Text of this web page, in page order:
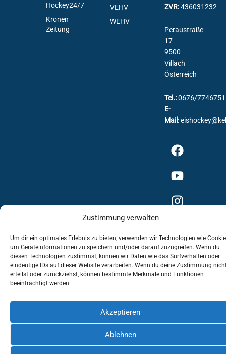
Zustimmung verwalten
Um dir ein optimales Erlebnis zu bieten, verwenden wir Technologien wie
um Geräteinformationen zu speichern und/oder darauf zuzugreifen. Wenn du
diesen Technologien zustimmst, können wir Daten wie das Surfverhalten oder
eindeutige IDs auf dieser Website verarbeiten. Wenn du deine Zustimmung
erteilst oder zurückziehst, können bestimmte Merkmale und Funktionen
beeinträchtigt werden.
Akzeptieren
Ablehnen
Hockey24/7
Kronen
Zeitung
VEHV
WEHV
ZVR:436031232
Peraustraße
17
9500
Villach
Österreich
Tel.:0676/7746751
E-
Mail:
Impressum Datenschutzerklärung
Cookie-Richtlinie (EU)